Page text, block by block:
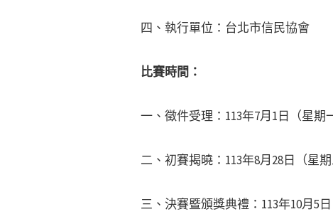
四、執行單位：台北市信民協會
比賽時間：
一、徵件受理：113年7月1日（星期
二、初賽揭曉：113年8月28日（星期
三、決賽暨頒獎典禮：113年10月5